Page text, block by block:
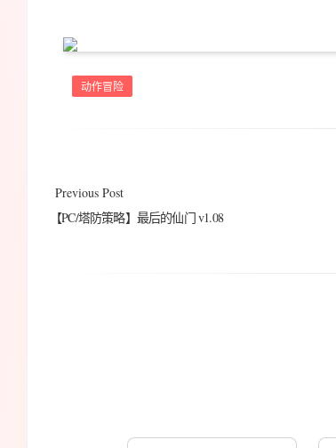
动作冒险
Previous Post
【PC/塔防策略】最后的仙门 v1.08